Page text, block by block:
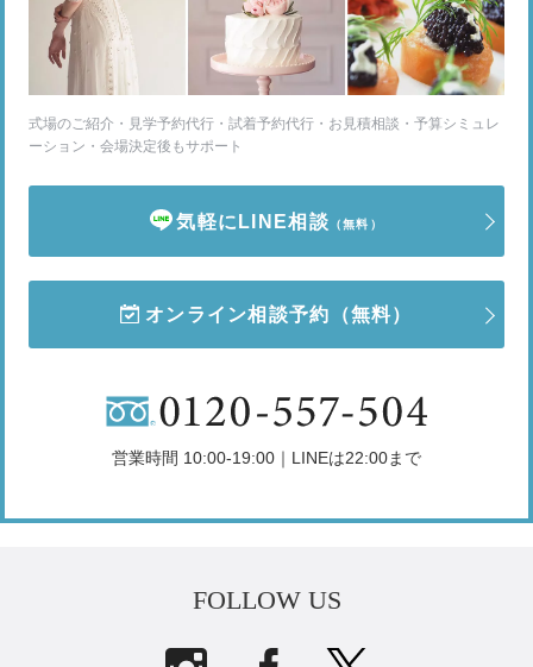
式場のご紹介・見学予約代行・試着予約代行・お見積相談・予算シミュレ
ーション・会場決定後もサポート
気軽にLINE相談 （無料）
オンライン相談予約 （無料）
営業時間 10:00-19:00｜LINEは22:00まで
FOLLOW US